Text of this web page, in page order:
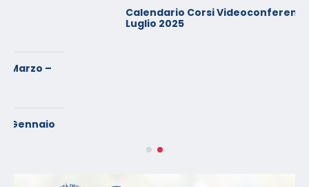
Calendario Corsi Videoconferenza Giugno –